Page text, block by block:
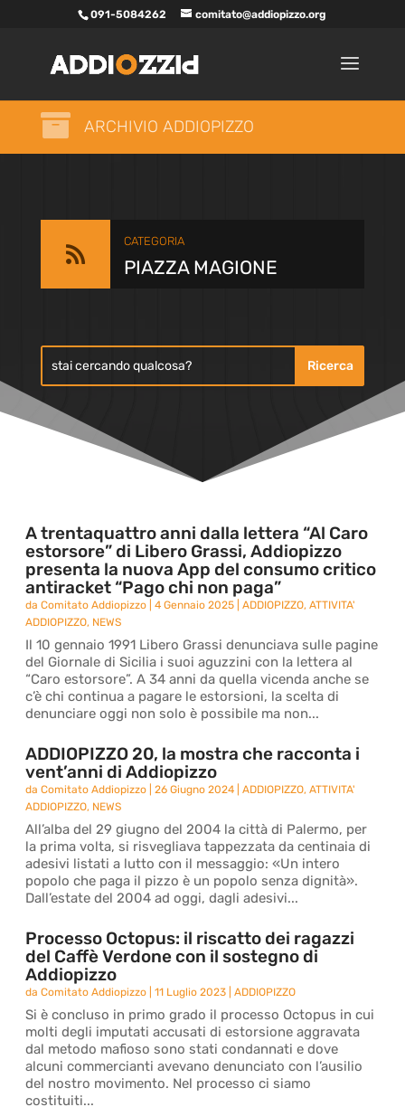
091-5084262 comitato@addiopizzo.org
 ARCHIVIO ADDIOPIZZO

CATEGORIA
PIAZZA MAGIONE
A trentaquattro anni dalla lettera “Al Caro
estorsore” di Libero Grassi, Addiopizzo
presenta la nuova App del consumo critico
antiracket “Pago chi non paga”
daComitato Addiopizzo |4 Gennaio 2025 |ADDIOPIZZO,ATTIVITA'
ADDIOPIZZO, NEWS
Il 10 gennaio 1991 Libero Grassi denunciava sulle pagine
del Giornale di Sicilia i suoi aguzzini con la lettera al
“Caro estorsore”. A 34 anni da quella vicenda anche se
c’è chi continua a pagare le estorsioni, la scelta di
denunciare oggi non solo è possibile ma non...
ADDIOPIZZO 20, la mostra che racconta i
vent’anni di Addiopizzo
daComitato Addiopizzo |26 Giugno 2024 |ADDIOPIZZO,ATTIVITA'
ADDIOPIZZO, NEWS
All’alba del 29 giugno del 2004 la città di Palermo, per
la prima volta, si risvegliava tappezzata da centinaia di
adesivi listati a lutto con il messaggio: «Un intero
popolo che paga il pizzo è un popolo senza dignità».
Dall’estate del 2004 ad oggi, dagli adesivi...
Processo Octopus: il riscatto dei ragazzi
del Caffè Verdone con il sostegno di
Addiopizzo
daComitato Addiopizzo |11 Luglio 2023 |ADDIOPIZZO
Si è concluso in primo grado il processo Octopus in cui
molti degli imputati accusati di estorsione aggravata
dal metodo mafioso sono stati condannati e dove
alcuni commercianti avevano denunciato con l’ausilio
del nostro movimento. Nel processo ci siamo
costituiti...